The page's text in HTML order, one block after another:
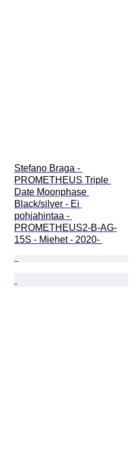
Stefano Braga -
PROMETHEUS Triple
Date Moonphase
Black/silver - Ei
pohjahintaa -
PROMETHEUS2-B-AG-
15S - Miehet - 2020-